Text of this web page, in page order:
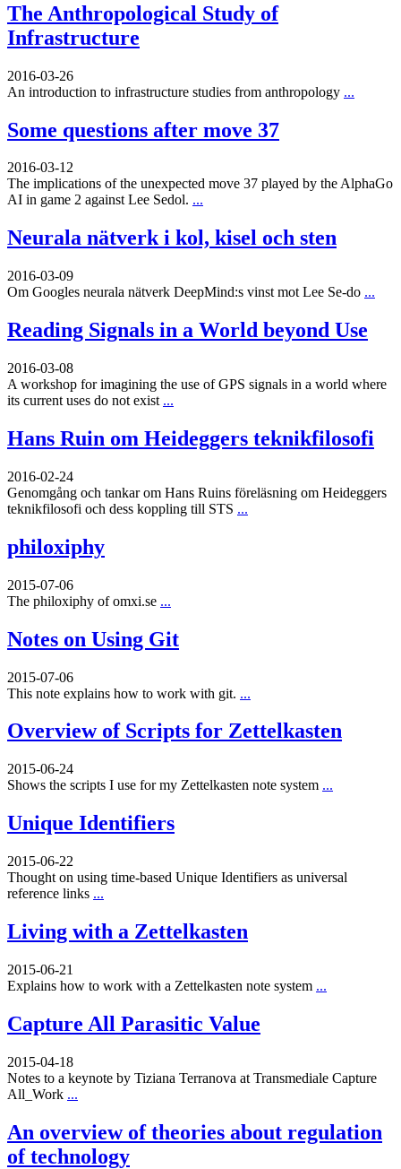
The Anthropological Study of
Infrastructure
2016-03-26
An introduction to infrastructure studies from anthropology ...
Some questions after move 37
2016-03-12
The implications of the unexpected move 37 played by the AlphaGo
AI in game 2 against Lee Sedol. ...
Neurala nätverk i kol, kisel och sten
2016-03-09
Om Googles neurala nätverk DeepMind:s vinst mot Lee Se-do ...
Reading Signals in a World beyond Use
2016-03-08
A workshop for imagining the use of GPS signals in a world where
its current uses do not exist ...
Hans Ruin om Heideggers teknikfilosofi
2016-02-24
Genomgång och tankar om Hans Ruins föreläsning om Heideggers
teknikfilosofi och dess koppling till STS ...
philoxiphy
2015-07-06
The philoxiphy of omxi.se ...
Notes on Using Git
2015-07-06
This note explains how to work with git. ...
Overview of Scripts for Zettelkasten
2015-06-24
Shows the scripts I use for my Zettelkasten note system ...
Unique Identifiers
2015-06-22
Thought on using time-based Unique Identifiers as universal
reference links ...
Living with a Zettelkasten
2015-06-21
Explains how to work with a Zettelkasten note system ...
Capture All Parasitic Value
2015-04-18
Notes to a keynote by Tiziana Terranova at Transmediale Capture
All_Work ...
An overview of theories about regulation
of technology